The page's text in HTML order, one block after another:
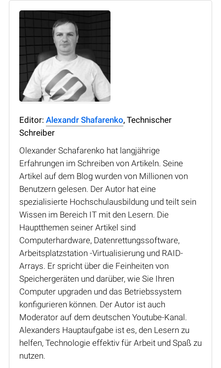
Editor: Alexandr Shafarenko, Technischer
Schreiber
Olexander Schafarenko hat langjährige
Erfahrungen im Schreiben von Artikeln. Seine
Artikel auf dem Blog wurden von Millionen von
Benutzern gelesen. Der Autor hat eine
spezialisierte Hochschulausbildung und teilt sein
Wissen im Bereich IT mit den Lesern. Die
Hauptthemen seiner Artikel sind
Computerhardware, Datenrettungssoftware,
Arbeitsplatzstation -Virtualisierung und RAID-
Arrays. Er spricht über die Feinheiten von
Speichergeräten und darüber, wie Sie Ihren
Computer upgraden und das Betriebssystem
konfigurieren können. Der Autor ist auch
Moderator auf dem deutschen Youtube-Kanal.
Alexanders Hauptaufgabe ist es, den Lesern zu
helfen, Technologie effektiv für Arbeit und Spaß zu
nutzen.